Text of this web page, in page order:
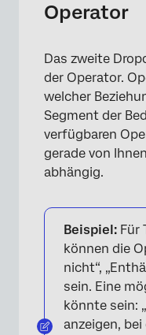
Operator
Das zweite
der Operator.
welcher
Segment der
verfügbaren
gerade von
abhängig.
Beispiel: Für
können die
nicht“,
sein. Eine
könnte sein:
anzeigen,